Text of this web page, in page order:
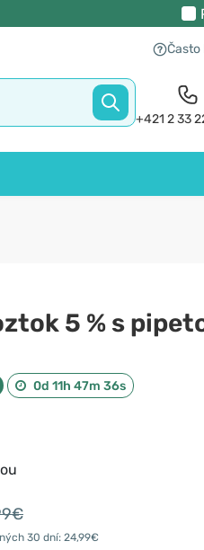
Často
+421 2 33
5 % s
0d 11h 47m 35s
30 dní: 24,99€